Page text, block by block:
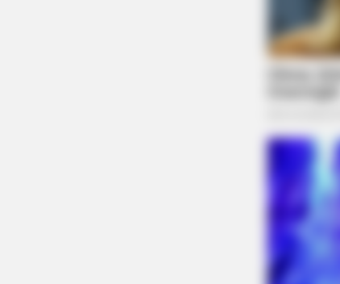
What Happened To The Blue
Take A Look At Demi Moore's